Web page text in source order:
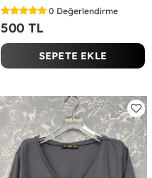
0 Değerlendirme
500 TL
SEPETE EKLE